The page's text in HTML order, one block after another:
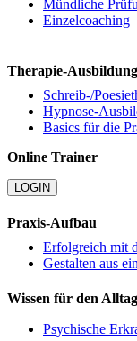
Mündliche
Einzelcoaching
Therapie-
Schreib-/
Hypnose-
Basics für die
Online Trainer
LOGIN
Praxis-Aufbau
Erfolgreich mit
Gestalten aus
Wissen für den Alltag
Psychische